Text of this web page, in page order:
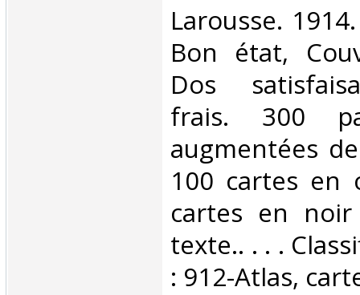
‎Larousse.
Bon état,
Dos
frais. 300
augmentées
100 cartes en
cartes en
texte.. . . .
: 912-Atlas,